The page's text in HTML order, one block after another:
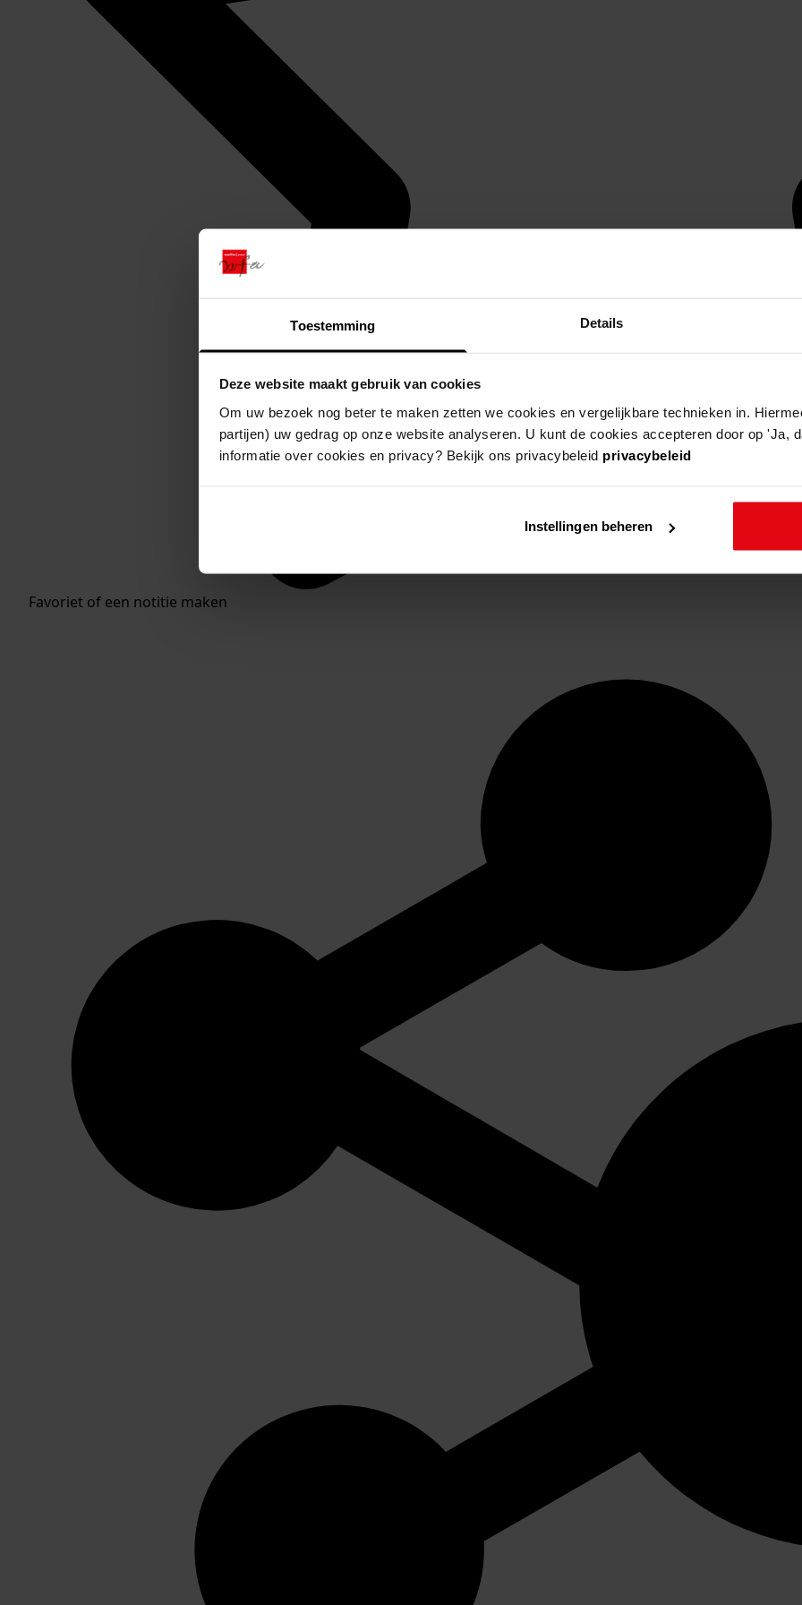
Toestemming Details
Deze website maakt gebruik van cookies
Om uw bezoek nog beter te maken zetten we cookies en vergelijkbare technieken in.
partijen) uw gedrag op onze website analyseren. U kunt de cookies accepteren door op 'Ja,
informatie over cookies en privacy? Bekijk ons privacybeleid privacybeleid
Instellingen beheren
Favoriet of een notitie maken